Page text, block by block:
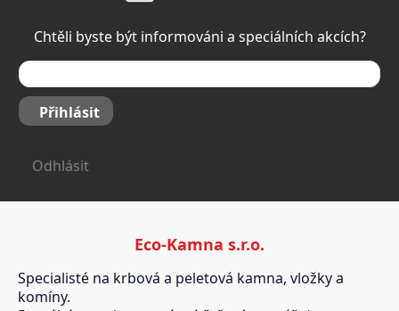
Chtěli byste být informováni a speciálních akcích?
Přihlásit
Odhlásit
Eco-Kamna s.r.o.
Specialisté na krbová a peletová kamna, vložky a
komíny.